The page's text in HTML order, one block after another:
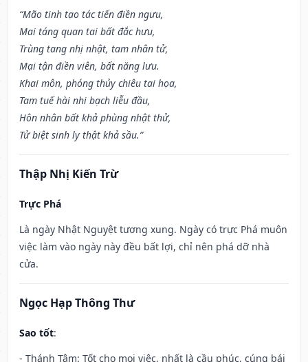
“Mão tinh tạo tác tiến điền ngưu,
Mai táng quan tai bất đắc hưu,
Trùng tang nhị nhật, tam nhân tử,
Mại tận điền viên, bất năng lưu.
Khai môn, phóng thủy chiêu tai họa,
Tam tuế hài nhi bạch liễu đầu,
Hôn nhân bất khả phùng nhật thử,
Tử biệt sinh ly thật khả sầu.”
Thập Nhị Kiến Trừ
Trực Phá
Là ngày Nhật Nguyệt tương xung. Ngày có trực Phá muôn
việc làm vào ngày này đều bất lợi, chỉ nên phá dỡ nhà
cửa.
Ngọc Hạp Thông Thư
Sao tốt:
- Thánh Tâm: Tốt cho mọi việc, nhất là cầu phúc, cúng bái